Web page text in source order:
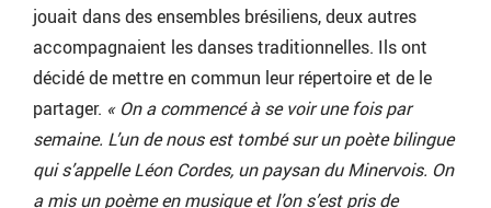
jouait dans des ensembles brésiliens, deux autres
accompagnaient les danses traditionnelles. Ils ont
décidé de mettre en commun leur répertoire et de le
partager. « On a commencé à se voir une fois par
semaine. L’un de nous est tombé sur un poète bilingue
qui s’appelle Léon Cordes, un paysan du Minervois. On
a mis un poème en musique et l’on s’est pris de